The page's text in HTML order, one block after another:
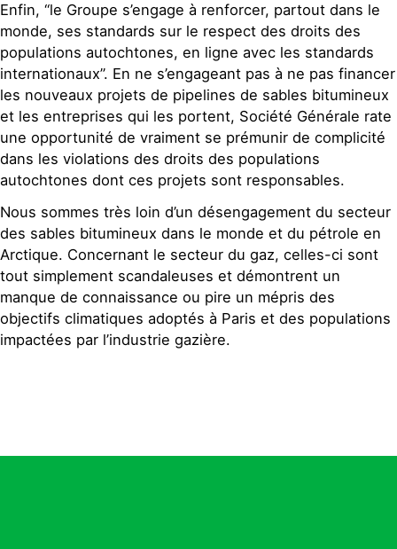
de ces pipelines conduirait à une
augmentation de la production de
sables bitumineux en Alberta.
Concernant l’Arctique, l’exploration et
l’exploitation en Arctique ne sont pas
financés par des financements de
projets mais par des soutiens
financiers aux entreprises.
Enfin, “le Groupe s’engage à renforcer, partout dans le
monde, ses standards sur le respect des droits des
populations autochtones, en ligne avec les standards
internationaux”. En ne s’engageant pas à ne pas financer
les nouveaux projets de pipelines de sables bitumineux
et les entreprises qui les portent, Société Générale rate
une opportunité de vraiment se prémunir de complicité
dans les violations des droits des populations
autochtones dont ces projets sont responsables.
Nous sommes très loin d’un désengagement du secteur
des sables bitumineux dans le monde et du pétrole en
Arctique. Concernant le secteur du gaz, celles-ci sont
tout simplement scandaleuses et démontrent un
manque de connaissance ou pire un mépris des
objectifs climatiques adoptés à Paris et des populations
impactées par l’industrie gazière.